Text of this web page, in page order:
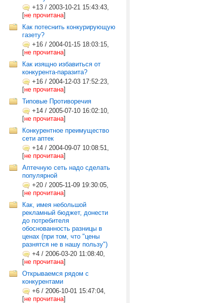
+13 / 2003-10-21 15:43:43,
[не прочитана]
Как потеснить конкурирующую
газету?
+16 / 2004-01-15 18:03:15,
[не прочитана]
Как изящно избавиться от
конкурента-паразита?
+16 / 2004-12-03 17:52:23,
[не прочитана]
Типовые Противоречия
+14 / 2005-07-10 16:02:10,
[не прочитана]
Конкурентное преимущество
сети аптек
+14 / 2004-09-07 10:08:51,
[не прочитана]
Аптечную сеть надо сделать
популярной
+20 / 2005-11-09 19:30:05,
[не прочитана]
Как, имея небольшой
рекламный бюджет, донести
до потребителя
обоснованность разницы в
ценах (при том, что "цены
разнятся не в нашу пользу")
+4 / 2006-03-20 11:08:40,
[не прочитана]
Открываемся рядом с
конкурентами
+6 / 2006-10-01 15:47:04,
[не прочитана]